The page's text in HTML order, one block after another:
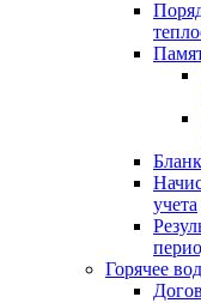
учета
Горячее